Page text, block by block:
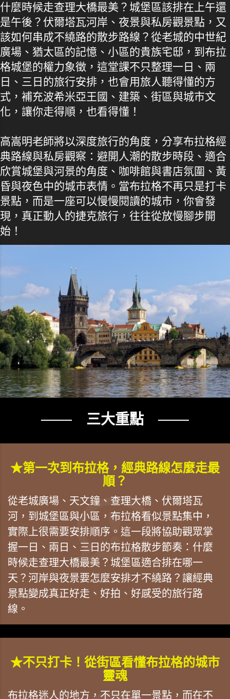
什麼時候走查理大橋最美？城堡區該排在上午還
是午後？伏爾塔瓦河岸、夜景與私房觀景點，又
該如何串成不繞路的散步路線？從老城的中世紀
廣場、猶太區的記憶、小區的貴族宅邸，到布拉
格城堡的權力象徵，這堂課不只整理一日、兩
日、三日的旅行安排，也會用旅人聽得懂的方
式，補充波希米亞王國、建築、街區與城市文
化，讓你走得順，也看得懂！
高嵩明老師將以深度旅行的角度，分享布拉格經
典路線與私房觀察：避開人潮的散步時段、適合
欣賞城堡與河景的角度、咖啡館與書店氛圍、黃
昏與夜色中的城市表情。當布拉格不再只是打卡
景點，而是一座可以慢慢閱讀的城市，你會發
現，真正動人的捷克旅行，往往從放慢腳步開
始！
─── 三大重點 ───
★第一次到布拉格，經典路線怎麼走最
順？
從老城廣場、天文鐘、查理大橋、伏爾塔瓦
河，到城堡區與小區，布拉格看似景點集中，
實際上很需要安排順序。這一段將協助觀眾掌
握一日、兩日、三日的布拉格散步節奏：什麼
時候走查理大橋最美？城堡區適合排在哪一
天？河岸與夜景要怎麼安排才不繞路？讓經典
景點變成真正好走、好拍、好感受的旅行路
線。
★不只打卡！從街區看懂布拉格的城市
靈魂
布拉格迷人的地方，不只在單一景點，而在不